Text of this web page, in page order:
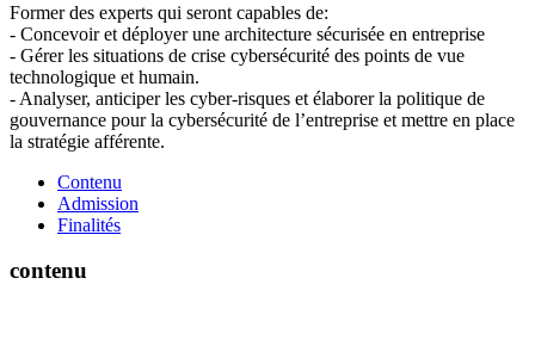
Former des experts qui seront capables de:
- Concevoir et déployer une architecture sécurisée en entreprise
- Gérer les situations de crise cybersécurité des points de vue
technologique et humain.
- Analyser, anticiper les cyber-risques et élaborer la politique de
gouvernance pour la cybersécurité de l’entreprise et mettre en place
la stratégie afférente.
Contenu
Admission
Finalités
contenu